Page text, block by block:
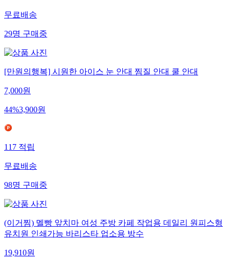
무료배송
29명구매중
[만원의행복] 시원한 아이스 눈 안대 찜질 안대 쿨 안대
7,000원
44%3,900원
117적립
무료배송
98명구매중
(이거찜) 멜빵 앞치마 여성 주방 카페 작업용 데일리 원피스형
유치원 인쇄가능 바리스타 업소용 방수
19,910원